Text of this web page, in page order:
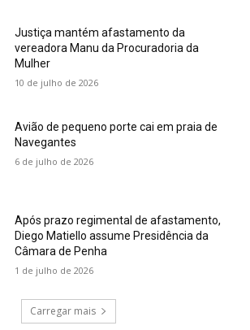
Justiça mantém afastamento da
vereadora Manu da Procuradoria da
Mulher
10 de julho de 2026
Avião de pequeno porte cai em praia de
Navegantes
6 de julho de 2026
Após prazo regimental de afastamento,
Diego Matiello assume Presidência da
Câmara de Penha
1 de julho de 2026
Carregar mais